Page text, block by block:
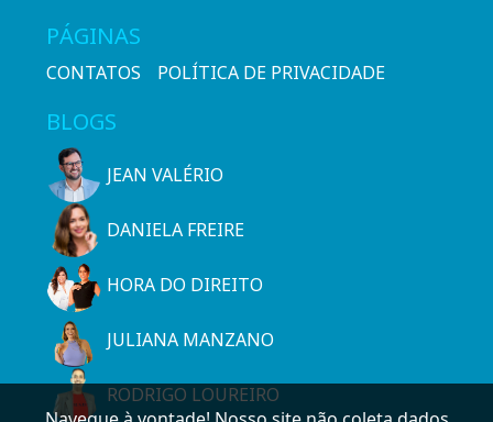
PÁGINAS
CONTATOS POLÍTICA DE PRIVACIDADE
BLOGS
JEAN VALÉRIO
DANIELA FREIRE
HORA DO DIREITO
JULIANA MANZANO
RODRIGO LOUREIRO